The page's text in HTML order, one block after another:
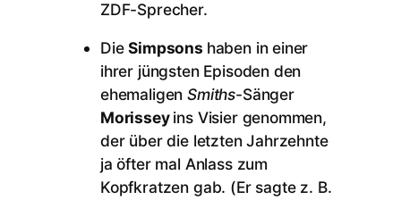
ZDF-Sprecher.
DieSimpsons haben in einer
ihrer jüngsten Episoden den
ehemaligenSmiths-Sänger
Morisseyins Visier genommen,
der über die letzten Jahrzehnte
ja öfter mal Anlass zum
Kopfkratzen gab. (Er sagte z. B.